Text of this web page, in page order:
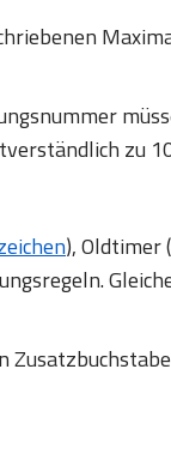
zu
), Oldtimer